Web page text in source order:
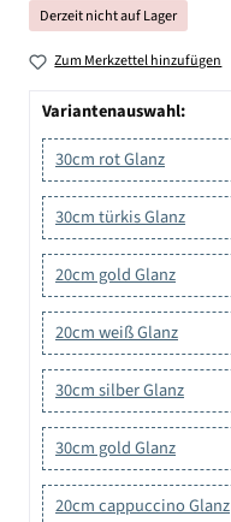
Derzeit nicht auf Lager
Zum Merkzettel hinzufügen
Variantenauswahl:
30cm rot Glanz
30cm türkis Glanz
20cm gold Glanz
20cm weiß Glanz
30cm silber Glanz
30cm gold Glanz
20cm cappuccino Glanz